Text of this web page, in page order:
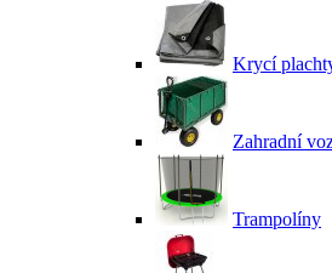
Krycí
Zahradní
Trampolíny